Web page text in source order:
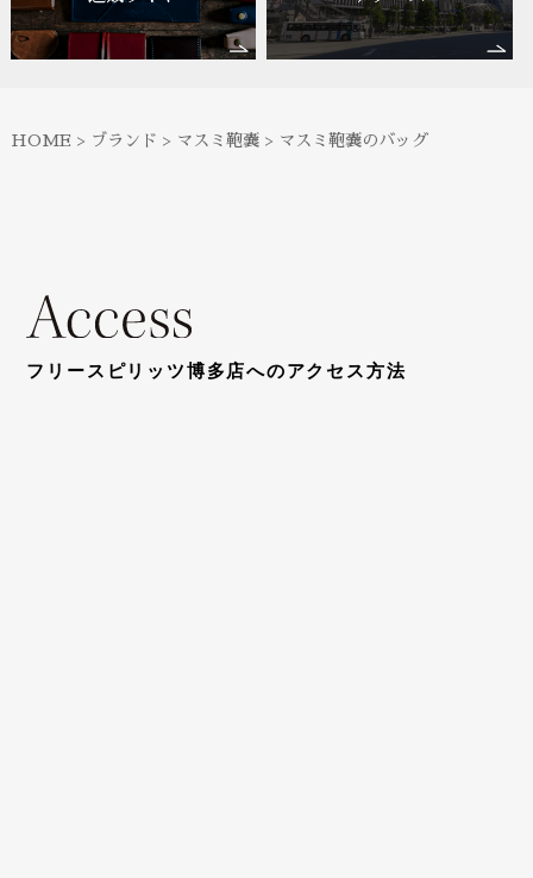
HOME > ブランド > マスミ鞄嚢> マスミ鞄嚢のバッグ
フリースピリッツ博多店へのアクセス方法